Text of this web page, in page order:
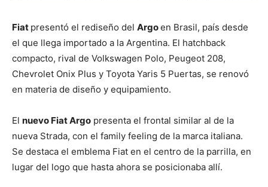
Fiat presentó el rediseño del Argoen Brasil, país desde
el que llega importado a la Argentina. El hatchback
compacto, rival de Volkswagen Polo, Peugeot 208,
Chevrolet Onix Plus y Toyota Yaris 5 Puertas, se renovó
en materia de diseño y equipamiento.
El nuevo Fiat Argo presenta el frontal similar al de la
nueva Strada, con el family feeling de la marca italiana.
Se destaca el emblema Fiat en el centro de la parrilla, en
lugar del logo que hasta ahora se posicionaba allí.